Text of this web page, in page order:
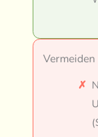
Vermeiden